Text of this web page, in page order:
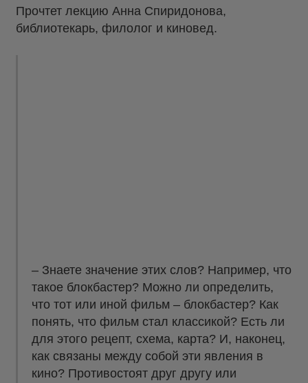
Прочтет лекцию Анна Спиридонова,
библиотекарь, филолог и киновед.
– Знаете значение этих слов? Например, что
такое блокбастер? Можно ли определить,
что тот или иной фильм – блокбастер? Как
понять, что фильм стал классикой? Есть ли
для этого рецепт, схема, карта? И, наконец,
как связаны между собой эти явления в
кино? Противостоят друг другу или